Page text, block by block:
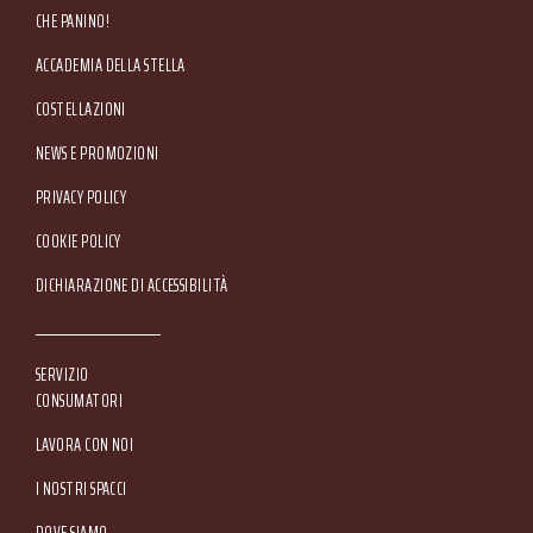
CHE PANINO!
ACCADEMIA DELLA STELLA
COSTELLAZIONI
NEWS E PROMOZIONI
Footer Service Menu
PRIVACY POLICY
COOKIE POLICY
DICHIARAZIONE DI ACCESSIBILITÀ
SERVIZIO
CONSUMATORI
LAVORA CON NOI
I NOSTRI SPACCI